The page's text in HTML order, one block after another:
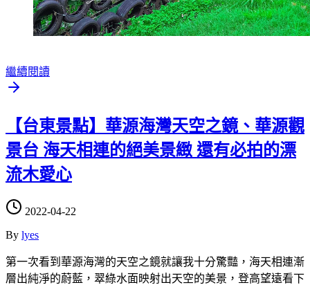
繼續閱讀
【台東景點】華源海灣天空之鏡、華源觀
景台 海天相連的絕美景緻 還有必拍的漂
流木愛心
2022-04-22
By lyes
第一次看到華源海灣的天空之鏡就讓我十分驚豔，海天相連漸
層出純淨的蔚藍，翠綠水面映射出天空的美景，登高望遠看下